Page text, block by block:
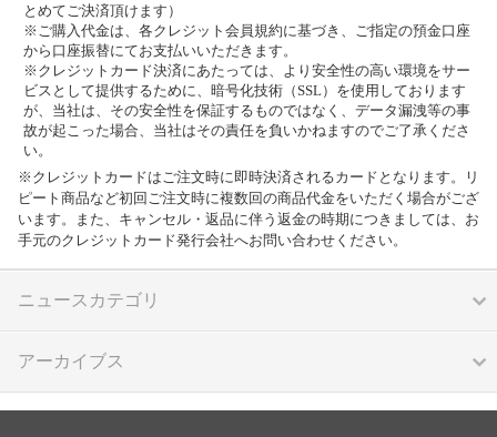
とめてご決済頂けます）
※ご購入代金は、各クレジット会員規約に基づき、ご指定の預金口座
から口座振替にてお支払いいただきます。
※クレジットカード決済にあたっては、より安全性の高い環境をサー
ビスとして提供するために、暗号化技術（SSL）を使用しております
が、当社は、その安全性を保証するものではなく、データ漏洩等の事
故が起こった場合、当社はその責任を負いかねますのでご了承くださ
い。
※クレジットカードはご注文時に即時決済されるカードとなります。リ
ピート商品など初回ご注文時に複数回の商品代金をいただく場合がござ
います。また、キャンセル・返品に伴う返金の時期につきましては、お
手元のクレジットカード発行会社へお問い合わせください。
ニュースカテゴリ
アーカイブス